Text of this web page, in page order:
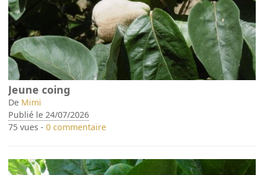
Jeune coing
De Mimi
Publié le 24/07/2026
75 vues -0 commentaire